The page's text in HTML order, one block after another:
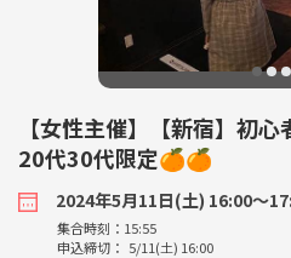
【女性主催】【新宿】初
20代30代限定🍊🍊
2024年5月11日(土) 16:00〜
集合時刻：15:55
申込締切： 5/11(土) 16:00